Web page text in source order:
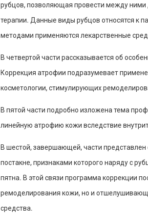
рубцов, позволяющая провести между
терапии. Данные виды рубцов относятся к
методами применяются лекарственные
В четвертой части рассказывается об
Коррекция атрофии подразумевает
косметологии, стимулирующих
В пятой части подробно изложена тема
линейную атрофию кожи вследствие
В шестой, завершающей, части
постакне, признаками которого наряду с
пятна. В этой связи программа коррекции
ремоделирования кожи, но и
средства.